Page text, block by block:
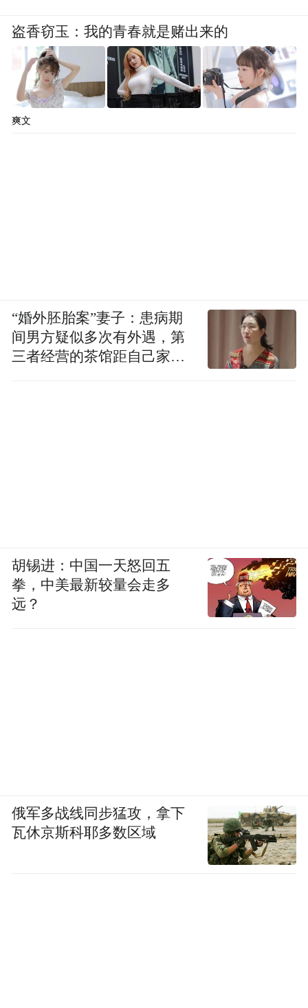
盗香窃玉：我的青春就是赌出来的
爽文
“婚外胚胎案”妻子：患病期
间男方疑似多次有外遇，第
三者经营的茶馆距自己家步
胡锡进：中国一天怒回五
拳，中美最新较量会走多
远？
俄军多战线同步猛攻，拿下
瓦休京斯科耶多数区域